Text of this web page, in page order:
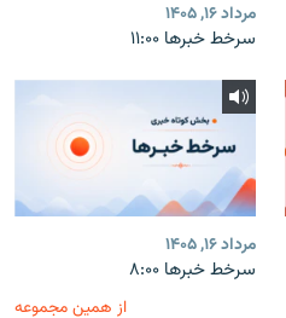
مرداد ۱۶, ۱۴۰۵
سرخط خبرها ۱۱:۰۰
مرداد ۱۶, ۱۴۰۵
سرخط خبرها ۸:۰۰
از همین مجموعه